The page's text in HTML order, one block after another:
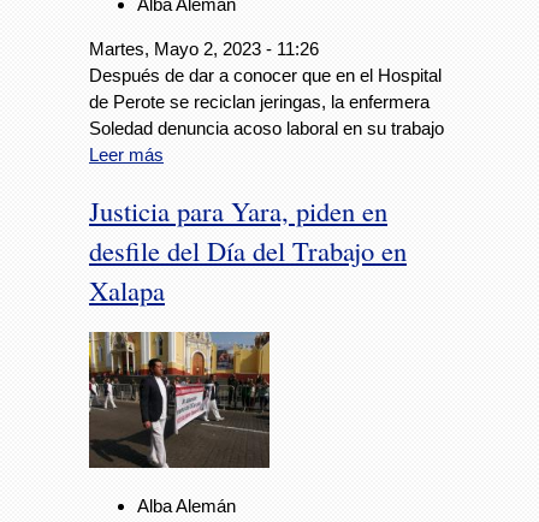
Alba Alemán
Martes, Mayo 2, 2023 - 11:26
Después de dar a conocer que en el Hospital
de Perote se reciclan jeringas, la enfermera
Soledad denuncia acoso laboral en su trabajo
Leer más
Justicia para Yara, piden en
desfile del Día del Trabajo en
Xalapa
Alba Alemán